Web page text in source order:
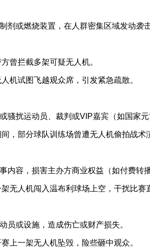
剂或燃烧装置，在人群密集区域发动袭击
曾拦截多架可疑无人机。
机试图飞越观众席，引发紧急疏散。
骚扰运动员、裁判或VIP嘉宾（如国家元
，部分球队训练场曾遭无人机偷拍战术
内容，损害主办方商业权益（如付费转播
无人机闯入温布利球场上空，干扰比赛
员或设施，造成伤亡或财产损失。
上一架无人机坠毁，险些砸中观众。